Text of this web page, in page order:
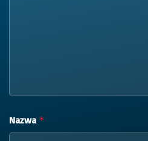
Nazwa *